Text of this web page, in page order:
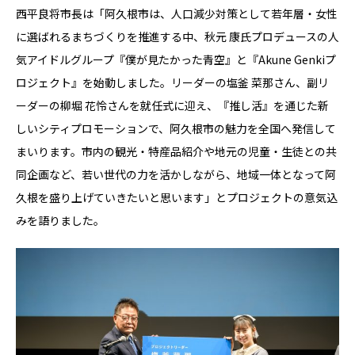
西平良将市長は「阿久根市は、人口減少対策として若年層・女性
に選ばれるまちづくりを推進する中、秋元 康氏プロデュースの人
気アイドルグループ『僕が見たかった青空』と『Akune Genkiプ
ロジェクト』を始動しました。リーダーの塩釜 菜那さん、副リ
ーダーの柳堀 花怜さんを就任式に迎え、『推し活』を通じた新
しいシティプロモーションで、阿久根市の魅力を全国へ発信して
まいります。市内の観光・特産品紹介や地元の児童・生徒との共
同企画など、若い世代の力を活かしながら、地域一体となって阿
久根を盛り上げていきたいと思います」とプロジェクトの意気込
みを語りました。